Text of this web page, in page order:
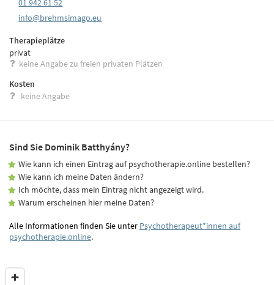
info@brehmsimago.­eu
Therapieplätze
privat
keine Angabe zu freien privaten Plätzen
Kosten
keine Angabe
Sind Sie Dominik Batthyány?
Wie kann ich einen Eintrag auf psychotherapie.online bestellen?
Wie kann ich meine Daten ändern?
Ich möchte, dass mein Eintrag nicht angezeigt wird.
Warum erscheinen hier meine Daten?
Alle Informationen finden Sie unter Psychotherapeut*innen auf
psychotherapie.online.